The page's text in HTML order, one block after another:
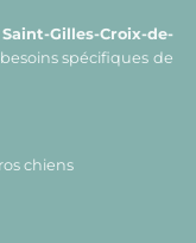
Gilles-Croix-de-
spécifiques de
chiens